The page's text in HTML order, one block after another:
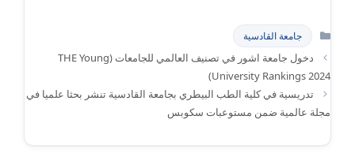
التصنيفات
جامعة القادسية
دخول جامعة اشور في تصنيف العالمي للجامعات ‏(THE Young
University Rankings 2024)
تدريسية في كلية الطب البيطري بجامعة القادسية تنشر بحثا علميا في
مجلة عالمية ضمن مستوعبات سكوبس